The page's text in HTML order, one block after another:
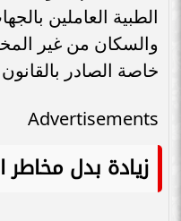
الطبية العاملين
والسكان من غير
خاصة الصادر بالقانون رقم 14
Advertisements
زيادة بدل مخاطر